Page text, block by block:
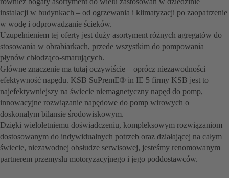
instalacji w budynkach – od ogrzewania i klimatyzacji po zaopatrzenie
w wodę i odprowadzanie ścieków.
Uzupełnieniem tej oferty jest duży asortyment różnych agregatów do
stosowania w obrabiarkach, przede wszystkim do pompowania
płynów chłodząco-smarujących.
Główne znaczenie ma tutaj oczywiście – oprócz niezawodności –
efektywność napędu. KSB SuPremE® in IE 5 firmy KSB jest to
najefektywniejszy na świecie niemagnetyczny napęd do pomp,
innowacyjne rozwiązanie napędowe do pomp wirowych o
doskonałym bilansie środowiskowym.
Dzięki wieloletniemu doświadczeniu, kompleksowym rozwiązaniom
dostosowanym do indywidualnych potrzeb oraz działającej na całym
świecie, niezawodnej obsłudze serwisowej, jesteśmy renomowanym
partnerem przemysłu motoryzacyjnego i jego poddostawców.